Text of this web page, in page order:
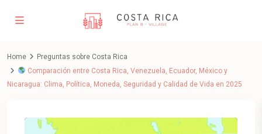
Home
Preguntas sobre Costa Rica
Comparación entre Costa Rica, Venezuela, Ecuador, México y
Nicaragua: Clima, Política, Moneda, Seguridad y Calidad de Vida en 2025